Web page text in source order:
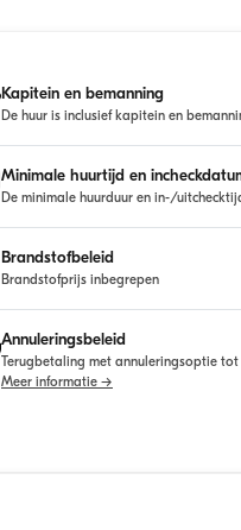
Kapitein en bemanning
De huur is inclusief kapitein en
Minimale huurtijd en
De minimale huurduur en in-/
Brandstofbeleid
Brandstofprijs inbegrepen
Annuleringsbeleid
Terugbetaling met annuleringsoptie tot
Meer informatie →